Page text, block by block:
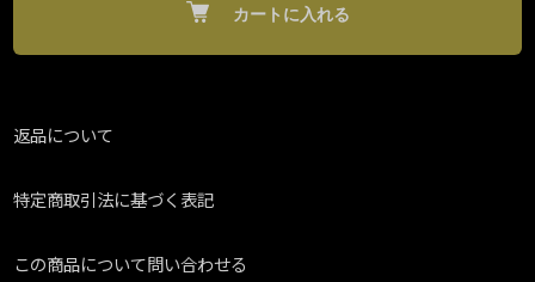
カートに入れる
返品について
特定商取引法に基づく表記
この商品について問い合わせる